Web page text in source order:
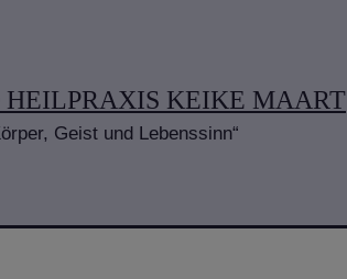
HEILPRAXIS KEIKE MAART
Geist und Lebenssinn“